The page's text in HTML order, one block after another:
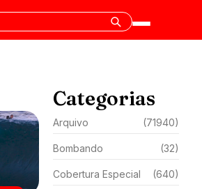
Categorias
Arquivo (71940)
Bombando (32)
Cobertura Especial (640)